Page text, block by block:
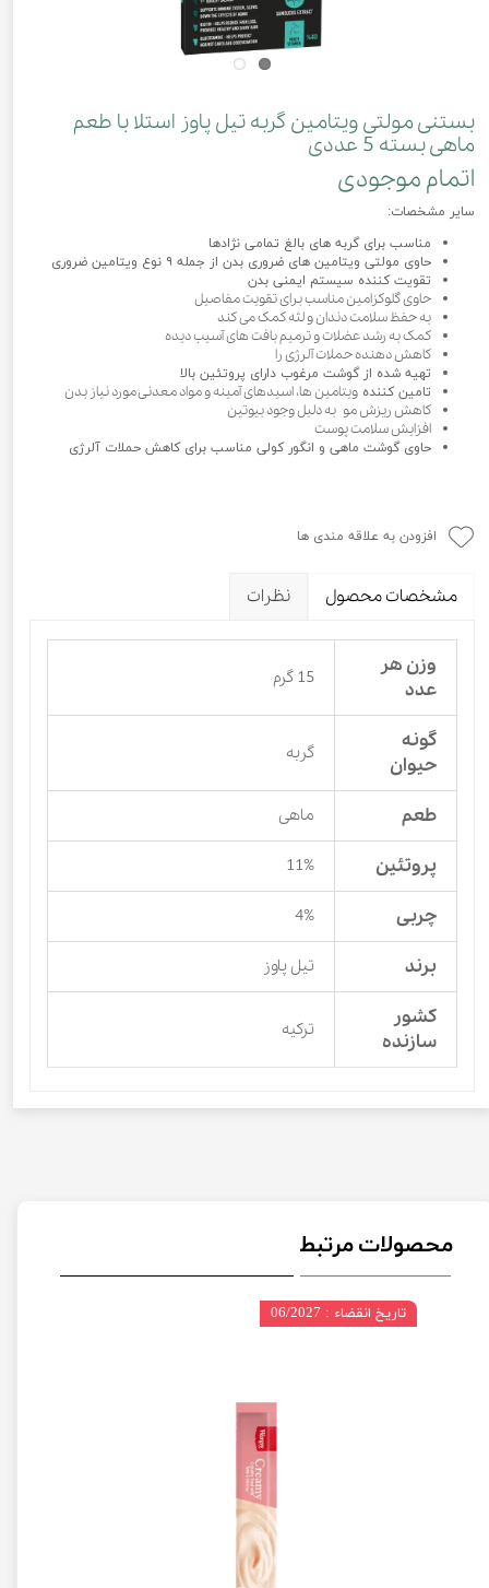
بستنی مولتی ویتامین گربه تیل پاوز استلا با طعم
ماهی بسته 5 عددی
اتمام موجودی
سایر مشخصات:
مناسب برای گربه های بالغ تمامی نژادها
حاوی مولتی ویتامین های ضروری بدن از جمله ۹ نوع ویتامین ضروری
تقویت کننده سیستم ایمنی بدن
حاوی گلوکزامین مناسب برای تقویت مفاصیل
به حفظ سلامت دندان و لثه کمک می کند
کمک به رشد عضلات و ترمیم بافت های آسیب دیده
کاهش دهنده حملات آلرژی را
تهیه شده از گوشت مرغوب دارای پروتئین بالا
تامین کننده ویتامین ها، اسیدهای آمینه و مواد معدنی مورد نیاز بدن
کاهش ریزش مو به دلیل وجود بیوتین
افزایش سلامت پوست
حاوی گوشت ماهی و انگور کولی مناسب برای کاهش حملات آلرژی
افزودن به علاقه مندی ها
مشخصات محصول نظرات
وزن هر
عدد
15 گرم
گونه
حیوان
گربه
طعم ماهی
پروتئین 11%
چربی 4%
برند تیل پاوز
کشور
سازنده
ترکیه
محصولات مرتبط
تاریخ انقضاء : 06/2027